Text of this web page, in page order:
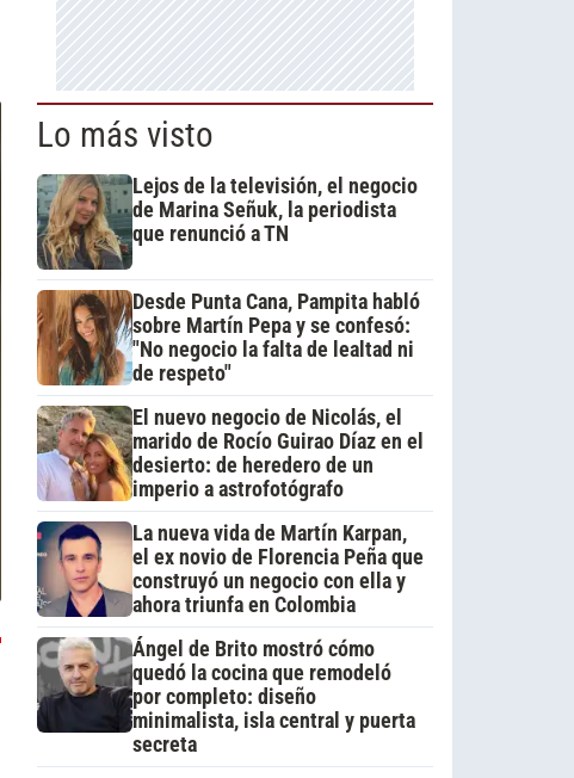
Lo más visto
Lejos de la televisión, el negocio
de Marina Señuk, la periodista
que renunció a TN
Desde Punta Cana, Pampita habló
sobre Martín Pepa y se confesó:
"No negocio la falta de lealtad ni
de respeto"
El nuevo negocio de Nicolás, el
marido de Rocío Guirao Díaz en el
desierto: de heredero de un
imperio a astrofotógrafo
La nueva vida de Martín Karpan,
el ex novio de Florencia Peña que
construyó un negocio con ella y
ahora triunfa en Colombia
Ángel de Brito mostró cómo
quedó la cocina que remodeló
por completo: diseño
minimalista, isla central y puerta
secreta